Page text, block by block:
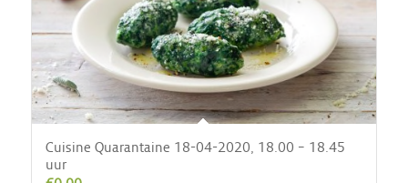
Cuisine Quarantaine 18-04-2020, 18.00 – 18.45
uur